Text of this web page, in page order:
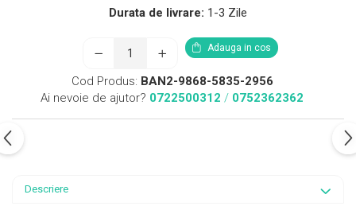
Durata de livrare: 1-3 Zile
Adauga in cos
Cod Produs: BAN2-9868-5835-2956
Ai nevoie de ajutor? 0722500312 / 0752362362
Descriere